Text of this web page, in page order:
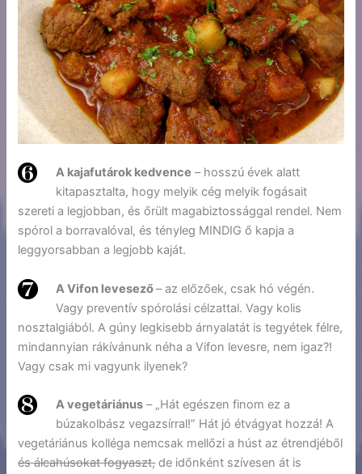
A kajafutárok kedvence – hosszú évek alatt
kitapasztalta, hogy melyik cég melyik fogásait
szereti a legjobban, és őrült magabiztossággal rendel. Nem
spórol a borravalóval, és tényleg MINDIG ő kapja a
leggyorsabban a legjobb kaját.
A Vifon levesező– az előzőek, csak hó végén.
Vagy preventív spórolási célzattal. Vagy kolis
nosztalgiából. A gúny legkisebb árnyalatát is tegyétek félre,
mindannyian rákívánunk néha a Vifon levesre, nem igaz?!
Vagy csak mi vagyunk ilyenek?
A vegetáriánus – „Hát egészen finom ez a
búzakolbász vegazsírral!” Hát jó étvágyat hozzá! A
vegetáriánus kolléga nemcsak mellőzi a húst az étrendjéből
és álcahúsokat fogyaszt,de időnként szívesen át is